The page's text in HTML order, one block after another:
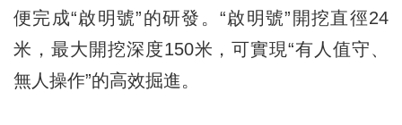
便完成“啟明號”的研發。“啟明號”開挖直徑24
米，最大開挖深度150米，可實現“有人值守、
無人操作”的高效掘進。